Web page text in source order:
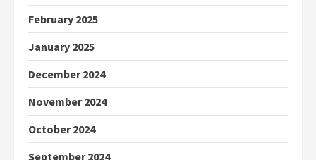
February 2025
January 2025
December 2024
November 2024
October 2024
September 2024